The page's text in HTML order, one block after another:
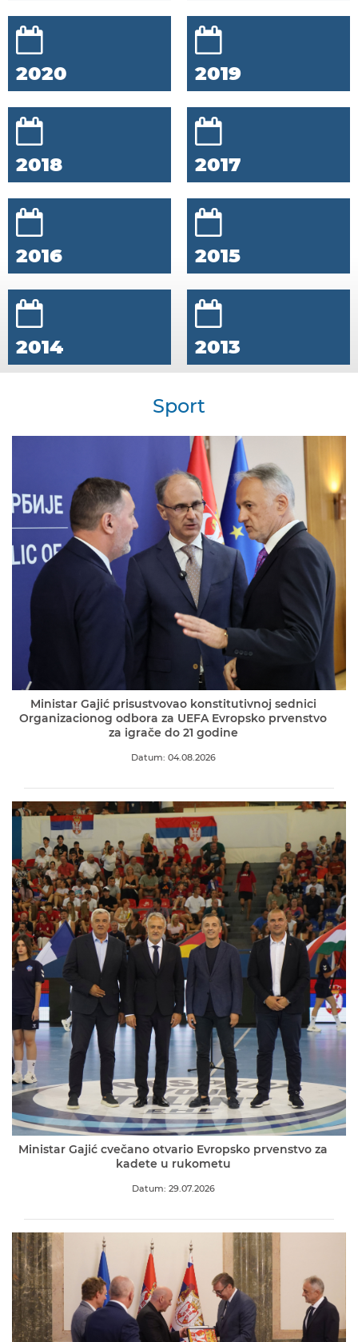
2020 2019
2018 2017
2016 2015
2014 2013
Sport
Ministar Gajić prisustvovao konstitutivnoj sednici
Organizacionog odbora za UEFA Evropsko prvenstvo
za igrače do 21 godine
Datum: 04.08.2026
Ministar Gajić cvečano otvario Evropsko prvenstvo za
kadete u rukometu
Datum: 29.07.2026